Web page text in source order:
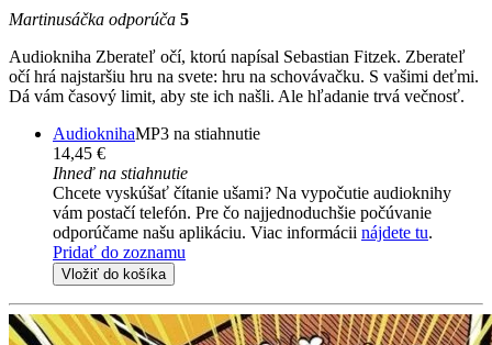
Martinusáčka odporúča 5
Audiokniha Zberateľ očí, ktorú napísal Sebastian Fitzek. Zberateľ
očí hrá najstaršiu hru na svete: hru na schovávačku. S vašimi deťmi.
Dá vám časový limit, aby ste ich našli. Ale hľadanie trvá večnosť.
AudioknihaMP3 na stiahnutie
14,45 €
Ihneď na stiahnutie
Chcete vyskúšať čítanie ušami? Na vypočutie audioknihy
vám postačí telefón. Pre čo najjednoduchšie počúvanie
odporúčame našu aplikáciu. Viac informácii nájdete tu.
Pridať do zoznamu
Vložiť do košíka